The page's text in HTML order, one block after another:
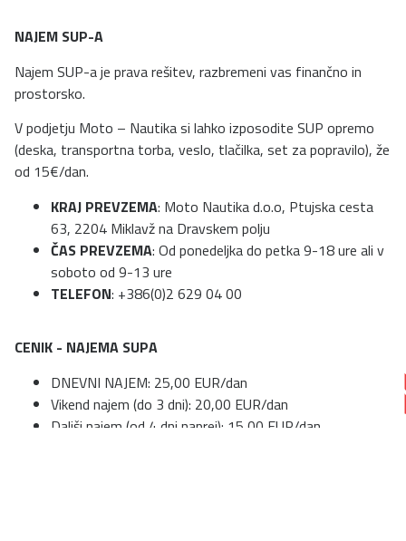
NAJEM SUP-A
Najem SUP-a je prava rešitev, razbremeni vas finančno in
prostorsko.
V podjetju Moto – Nautika si lahko izposodite SUP opremo
(deska, transportna torba, veslo, tlačilka, set za popravilo), že
od 15€/dan.
KRAJ PREVZEMA: Moto Nautika d.o.o, Ptujska cesta
63, 2204 Miklavž na Dravskem polju
ČAS PREVZEMA: Od ponedeljka do petka 9-18 ure ali v
soboto od 9-13 ure
TELEFON: +386(0)2 629 04 00
CENIK - NAJEMA SUPA
DNEVNI NAJEM: 25,00 EUR/dan
Vikend najem (do 3 dni): 20,00 EUR/dan
Daljši najem (od 4 dni naprej): 15,00 EUR/dan